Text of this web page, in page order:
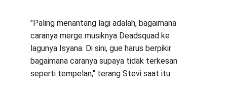
"Paling menantang lagi adalah, bagaimana
caranya merge musiknya Deadsquad ke
lagunya Isyana. Di sini, gue harus berpikir
bagaimana caranya supaya tidak terkesan
seperti tempelan," terang Stevi saat itu.